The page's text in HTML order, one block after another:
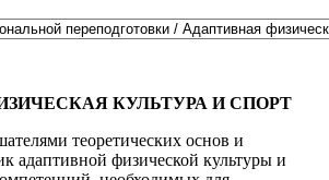
КУЛЬТУРА И СПОРТ
теоретических основ и
адаптивной физической культуры и